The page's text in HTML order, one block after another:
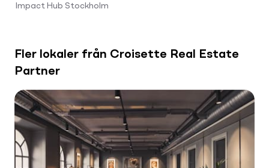
Impact Hub Stockholm
Fler lokaler från Croisette Real Estate
Partner